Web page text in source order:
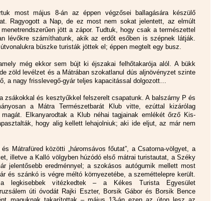
most május 8-án az éppen végzősei ballagására készülő
Ragyogott a Nap, de ez most nem sokat jelentett, az elmúlt
jött a zápor. Tudtuk, hogy csak a természettel
lévőkre számíthatunk, akik az erdőt esőben is szépnek látják.
büszke turisták jöttek el; éppen megtelt egy busz.
még ekkor sem bújt ki éjszakai felhőtakarója alól. A bükk
zöld levélzet és a Mátrában szokatlanul dús aljnövényzet szinte
a nagy frisslevegő-gyár teljes kapacitással dolgozott…
zsákokkal és kesztyűkkel felszerelt csapatunk. A balszárny P és
a Mátra Természetbarát Klub vitte, ezúttal kizárólag
Elkanyarodtak a Klub néhai tagjainak emlékét őrző Kis-
hogy alig kellett lehajolniuk; aki ide eljut, az már nem
Mátrafüred közötti „háromsávos főutat”, a Csatorna-völgyet, a
illetve a Kalló völgyben húzódó első mátrai turistautat, a Széky
jelentősebb eredménnyel; a szokásos autógumik mellett most
és szánkó is végre méltó környezetébe, a szeméttelepre került.
legkisebbek vitézkedtek – a Kékes Turista Egyesület
úti óvodát Rajki Eszter, Borsik Gábor és Borsik Bence